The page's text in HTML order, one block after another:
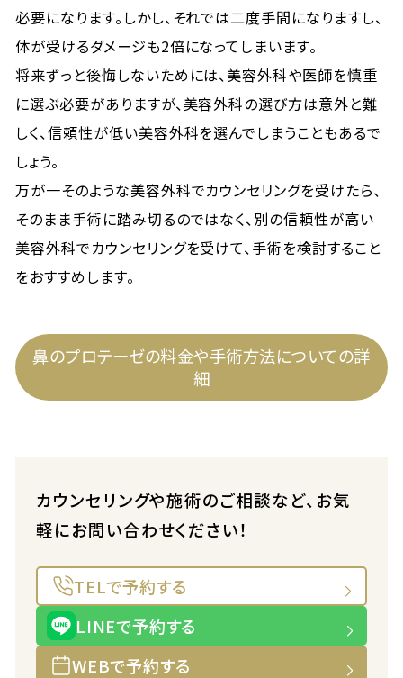
必要になります。しかし、それでは二度手間になりますし、
体が受けるダメージも2倍になってしまいます。
将来ずっと後悔しないためには、美容外科や医師を慎重
に選ぶ必要がありますが、美容外科の選び方は意外と難
しく、信頼性が低い美容外科を選んでしまうこともあるで
しょう。
万が一そのような美容外科でカウンセリングを受けたら、
そのまま手術に踏み切るのではなく、別の信頼性が高い
美容外科でカウンセリングを受けて、手術を検討すること
をおすすめします。
鼻のプロテーゼの料金や手術方法についての詳
細
カウンセリングや施術のご相談など、お気
軽にお問い合わせください！
TELで予約する
LINEで予約する
WEBで予約する